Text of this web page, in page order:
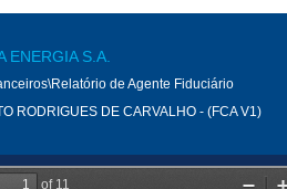
ENERGIA S.A.
de Agente Fiduciário
RODRIGUES DE CARVALHO - (FCA V1)